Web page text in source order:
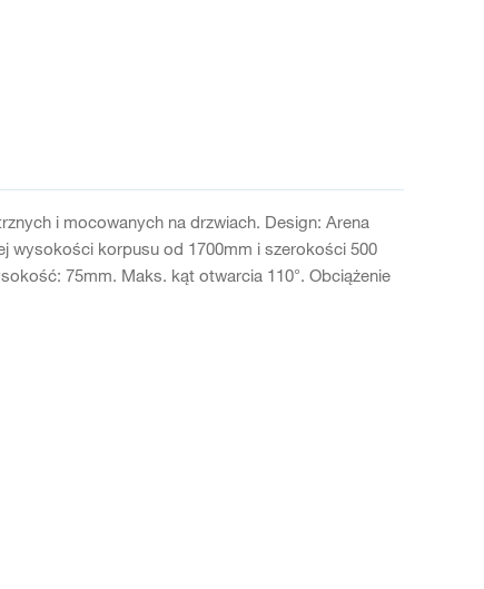
i mocowanych na drzwiach. Design: Arena
wysokości korpusu od 1700mm i szerokości 500
75mm. Maks. kąt otwarcia 110°. Obciążenie